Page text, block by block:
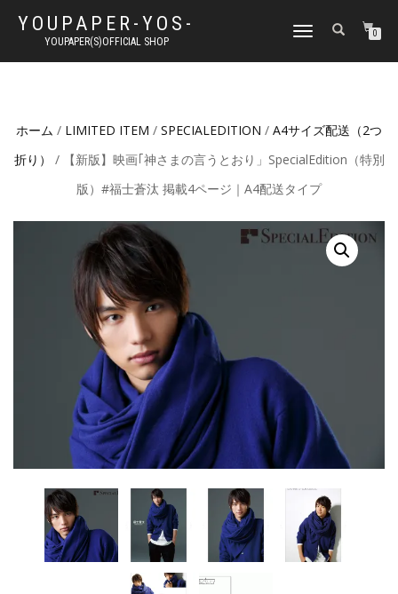
YOUPAPER-YOS-
YOUPAPER(S)OFFICIAL SHOP
ナ
ゲ
ン
り
替
0
ホーム / LIMITED ITEM / SPECIALEDITION / A4サイズ配送（2つ
折り）
/ 【新版】映画｢神さまの言うとおり」SpecialEdition（特別
版）#福士蒼汰 掲載4ページ｜A4配送タイプ